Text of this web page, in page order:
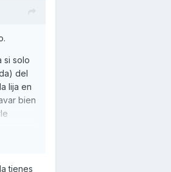
si solo
del
lija en
bien
tienes